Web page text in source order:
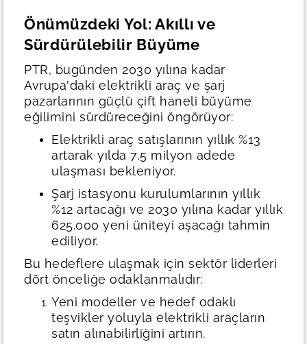
Önümüzdeki Yol: Akıllı ve
Sürdürülebilir Büyüme
PTR, bugünden 2030 yılına kadar
Avrupa'daki elektrikli araç ve şarj
pazarlarının güçlü çift haneli büyüme
eğilimini sürdüreceğini öngörüyor:
Elektrikli araç satışlarının yıllık %13
artarak yılda 7,5 milyon adede
ulaşması bekleniyor.
Şarj istasyonu kurulumlarının yıllık
%12 artacağı ve 2030 yılına kadar yıllık
625.000 yeni üniteyi aşacağı tahmin
ediliyor.
Bu hedeflere ulaşmak için sektör liderleri
dört önceliğe odaklanmalıdır:
Yeni modeller ve hedef odaklı
teşvikler yoluyla elektrikli araçların
satın alınabilirliğini artırın.